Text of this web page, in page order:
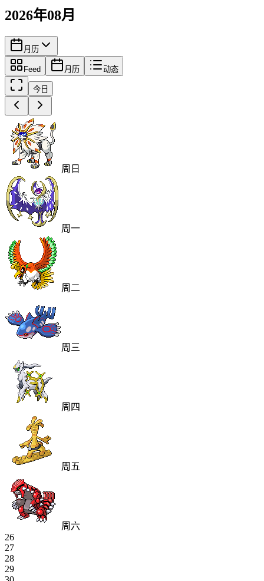
2026年08月
月历
Feed 月历 动态
今日
周日
周一
周二
周三
周四
周五
周六
26
27
28
29